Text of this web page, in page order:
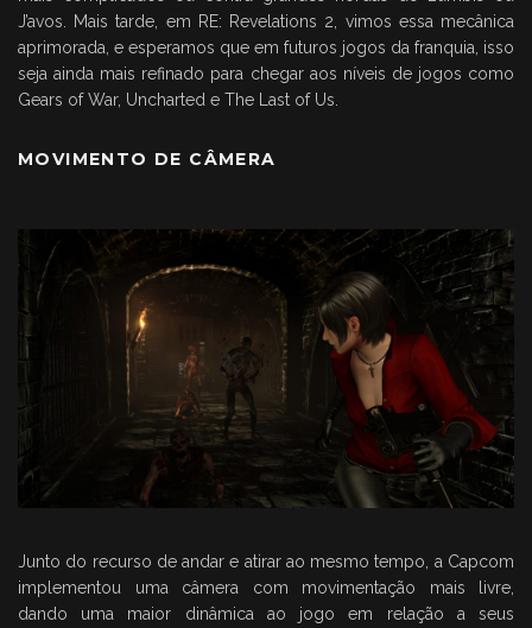
J’avos. Mais tarde, em RE: Revelations 2, vimos essa mecânica
aprimorada, e esperamos que em futuros jogos da franquia, isso
seja ainda mais refinado para chegar aos níveis de jogos como
Gears of War, Uncharted e The Last of Us.
MOVIMENTO DE CÂMERA
Junto do recurso de andar e atirar ao mesmo tempo, a Capcom
implementou uma câmera com movimentação mais livre,
dando uma maior dinâmica ao jogo em relação a seus